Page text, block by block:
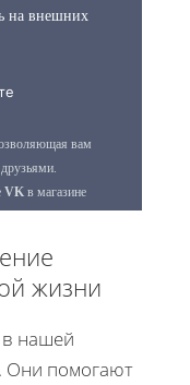
жизни
нашей
Они помогают